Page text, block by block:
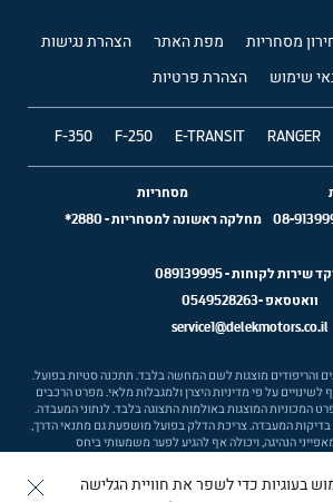
מסחריות מפת האתר הצהרת נגישות
שימוש הצהרת פרטיות
RANGER
E-TRANSIT
F-250
F-350
08-
מסחריות
מחלקה ראשונה למסחריות-
2880*
שירות לקוחות -089139995
וואטסאפ -0549528263
service1@delekmotors.co.il
והריפודים מוצגות לשם המחשה בלבד. תתכנה סטיות בפועל.
לשינויים על פי מדיניות היצרן ולמגבלות מלאי. מפרט הרכבים
המכוניות המוצגות באולמות התצוגה בלבד. לנתוני המעבדה.
בדיקות המעבדה. צריכת הדלק בפועל מושפעת גם מתנאי הדרך,
הנהיגה, ויכולה אף להגיע לפער משמעותי ביחס
Ⓒ ford israel
בעוגיות כדי לשפר את חוויית הגלישה